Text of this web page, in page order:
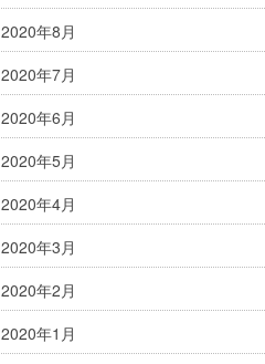
2020年8月
2020年7月
2020年6月
2020年5月
2020年4月
2020年3月
2020年2月
2020年1月